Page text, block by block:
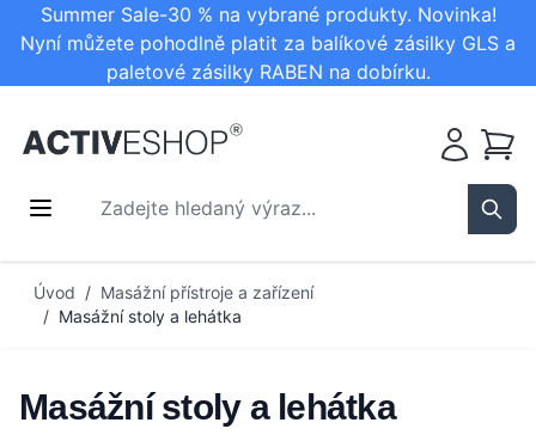
Summer Sale-30 % na vybrané produkty. Novinka!
Nyní můžete pohodlně platit za balíkové zásilky GLS a
paletové zásilky RABEN na dobírku.
Zadejte hledaný výraz...
Košík
Úvod / Masážní přístroje a zařízení
/ Masážní stoly a lehátka
Masážní stoly a lehátka